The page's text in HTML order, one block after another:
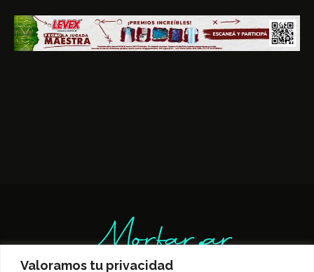
Valoramos tu privacidad